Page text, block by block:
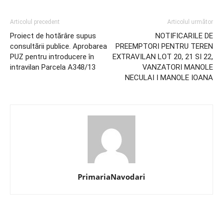
Articolul precedent
Proiect de hotărâre supus
consultării publice. Aprobarea
PUZ pentru introducere în
intravilan Parcela A348/13
Articolul următor
NOTIFICARILE DE
PREEMPTORI PENTRU TEREN
EXTRAVILAN LOT 20, 21 SI 22,
VANZATORI MANOLE
NECULAI I MANOLE IOANA
PrimariaNavodari